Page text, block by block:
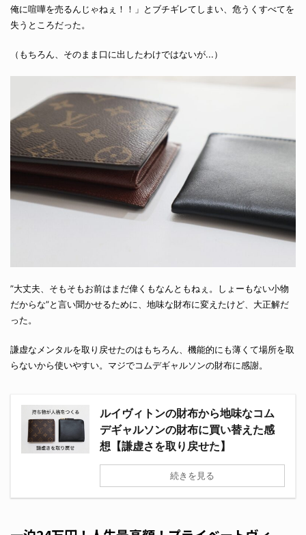
俺に喧嘩を売るんじゃねぇ！！」とブチギレてしまい、危うくすべてを
失うところだった。
（もちろん、そのまま口に出したわけではないが...）
”大丈夫、そもそもお前はまだ偉くもなんともねぇ。しょーもない小物
だからな”と言い聞かせるために、地味な財布に変えたけど、大正解だ
った。
謙虚なメンタルを取り戻せたのはもちろん、機能的にも薄くて場所を取
らないから使いやすい。マジでコムデギャルソンの財布に感謝。
ルイヴィトンの財布から地味なコム
デギャルソンの財布に買い替えた感
想【謙虚さを取り戻せた】
続きを見る